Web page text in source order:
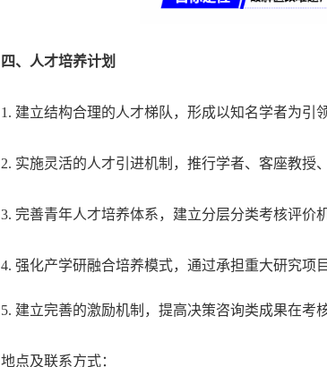
四、人才培养计划
1 . 建立结构合理的人才梯队，形成以知名学者为引
2. 实施灵活的人才引进机制，推行学者、客座教授
3. 完善青年人才培养体系，建立分层分类考核评价
4. 强化产学研融合培养模式，通过承担重大研究项
5. 建立完善的激励机制，提高决策咨询类成果在考
地点及联系方式：